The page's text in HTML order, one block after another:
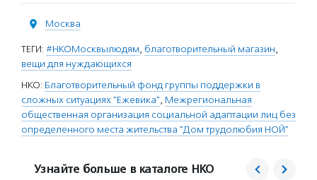
Москва
ТЕГИ: #НКОМосквылюдям, благотворительный магазин,
вещи для нуждающихся
НКО: Благотворительный фонд группы поддержки в
сложных ситуациях "Ежевика", Межрегиональная
общественная организация социальной адаптации лиц без
определенного места жительства "Дом трудолюбия НОЙ"
Узнайте больше в каталоге НКО